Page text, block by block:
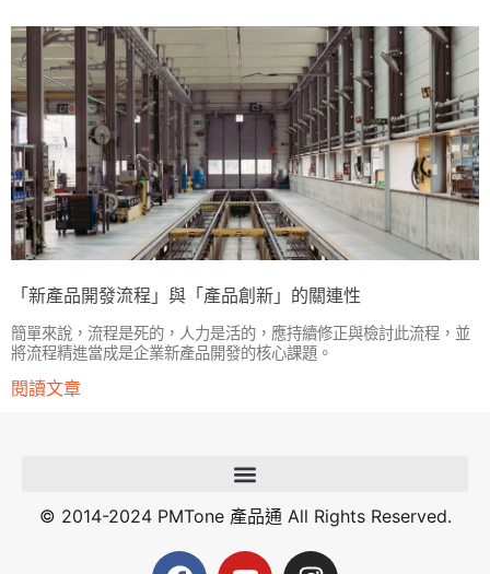
「新產品開發流程」與「產品創新」的關連性
簡單來說，流程是死的，人力是活的，應持續修正與檢討此流程，並
將流程精進當成是企業新產品開發的核心課題。
閱讀文章
© 2014-2024 PMTone 產品通 All Rights Reserved.